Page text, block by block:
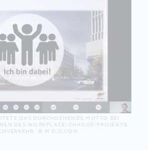
DAS DURCHGEHENDE MOTTO BEI
DES WORKPLACE-CHANGE-PROJEKTS
© M.O.O.CON